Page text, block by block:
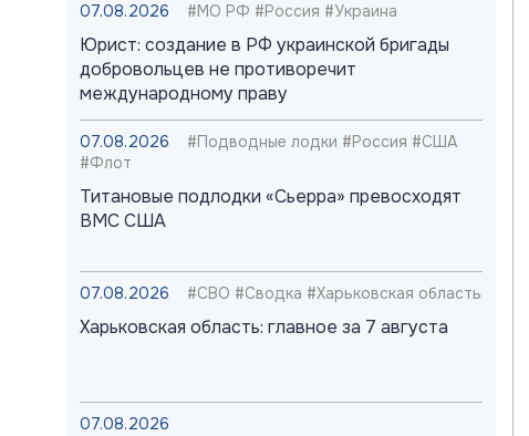
07.08.2026 #МО РФ #Россия #Украина
Юрист: создание в РФ украинской бригады
добровольцев не противоречит
международному праву
07.08.2026
#Подводные лодки #Россия #США
#Флот
Титановые подлодки «Сьерра» превосходят
ВМС США
07.08.2026 #СВО #Сводка #Харьковская область
Харьковская область: главное за 7 августа
07.08.2026